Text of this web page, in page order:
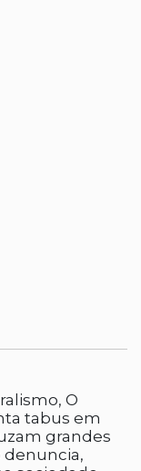
O
tabus em
grandes
denuncia,